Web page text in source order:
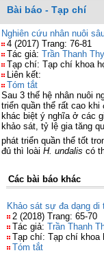
Bài báo - Tạp chí
Nghiên cứu nhân nuôi
4 (2017) Trang: 76-81
Tác giả: Trần Thanh Thy
Tạp chí: Tạp chí khoa
Liên kết:
Tóm tắt
Sau 3 thế hệ nhân nuôi
triển quần thể rất cao
khác biệt ý nghĩa ở các
khảo sát, tỷ lệ gia tăng
phát triển quần thể tốt
đủ thì loài H. undalis có
Các bài báo khác
Khảo sát sự đa dạng di
2 (2018) Trang: 65-70
Tác giả: Trần Thanh
Tạp chí: Tạp chí khoa
Tóm tắt